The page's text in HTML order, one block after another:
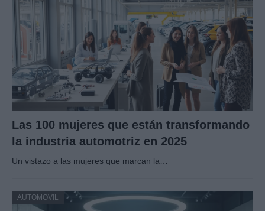
Las 100 mujeres que están transformando
la industria automotriz en 2025
Un vistazo a las mujeres que marcan la…
AUTOMOVIL